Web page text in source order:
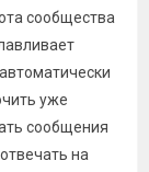
сообщества
уже
сообщения
на